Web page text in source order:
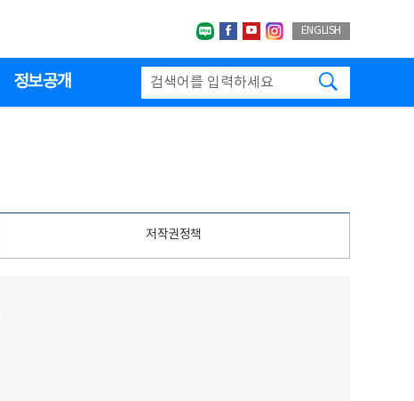
네이버블로그
페이스북
유투브인스타그랩
ENGLISH
정보공개
저작권정책